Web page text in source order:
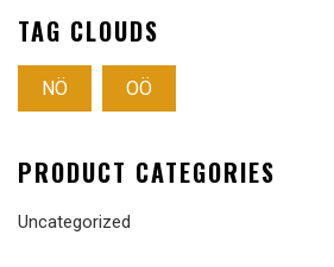
TAG CLOUDS
NÖ OÖ
PRODUCT CATEGORIES
Uncategorized